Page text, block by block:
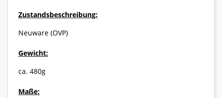
Zustandsbeschreibung:
Neuware (OVP)
Gewicht:
ca. 480g
Maße: